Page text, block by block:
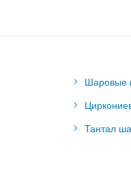
Шаровые
Тантал